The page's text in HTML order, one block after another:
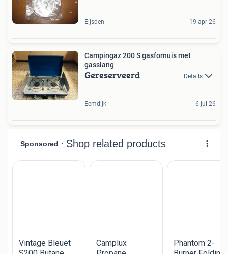
Eijsden 19 apr 26
Campingaz 200 S gasfornuis met
gasslang
Gereserveerd Details
Eemdijk 6 jul 26